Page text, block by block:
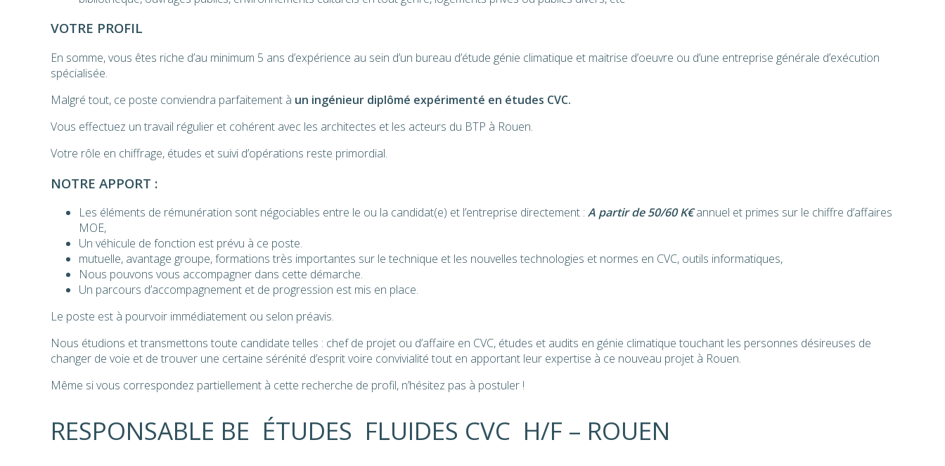
VOTRE PROFIL
En somme, vous êtes riche d’au minimum 5 ans d’expérience au sein d’un bureau d’étude génie climatique et maitrise d’oeuvre ou d’une entreprise générale d’exécution
spécialisée.
Malgré tout, ce poste conviendra parfaitement à un ingénieur diplômé expérimenté en études CVC.
Vous effectuez un travail régulier et cohérent avec les architectes et les acteurs du BTP à Rouen.
Votre rôle en chiffrage, études et suivi d’opérations reste primordial.
NOTRE APPORT :
Les éléments de rémunération sont négociables entre le ou la candidat(e) et l’entreprise directement : A partir de 50/60 K€annuel et primes sur le chiffre d’affaires
MOE,
Un véhicule de fonction est prévu à ce poste.
mutuelle, avantage groupe, formations très importantes sur le technique et les nouvelles technologies et normes en CVC, outils informatiques,
Nous pouvons vous accompagner dans cette démarche.
Un parcours d’accompagnement et de progression est mis en place.
Le poste est à pourvoir immédiatement ou selon préavis.
Nous étudions et transmettons toute candidate telles : chef de projet ou d’affaire en CVC, études et audits en génie climatique touchant les personnes désireuses de
changer de voie et de trouver une certaine sérénité d’esprit voire convivialité tout en apportant leur expertise à ce nouveau projet à Rouen.
Même si vous correspondez partiellement à cette recherche de profil, n’hésitez pas à postuler !
RESPONSABLE BE ÉTUDES FLUIDES CVC H/F – ROUEN